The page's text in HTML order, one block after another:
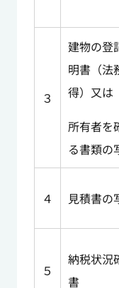
３
建物の登
明書（法
得）又は
所有者を
る書類の
４ 見積書の
５
納税状況
書